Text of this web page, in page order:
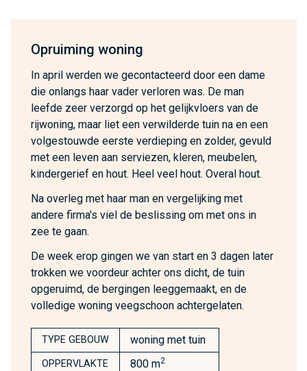
Opruiming woning
In april werden we gecontacteerd door een dame
die onlangs haar vader verloren was. De man
leefde zeer verzorgd op het gelijkvloers van de
rijwoning, maar liet een verwilderde tuin na en een
volgestouwde eerste verdieping en zolder, gevuld
met een leven aan serviezen, kleren, meubelen,
kindergerief en hout. Heel veel hout. Overal hout.
Na overleg met haar man en vergelijking met
andere firma's viel de beslissing om met ons in
zee te gaan.
De week erop gingen we van start en 3 dagen later
trokken we voordeur achter ons dicht, de tuin
opgeruimd, de bergingen leeggemaakt, en de
volledige woning veegschoon achtergelaten.
TYPE GEBOUW woning met tuin
OPPERVLAKTE 800 m2